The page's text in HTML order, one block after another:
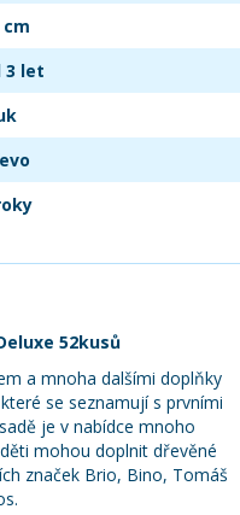
cm
3 let
52kusů
a mnoha dalšími doplňky
se seznamují s prvními
je v nabídce mnoho
mohou doplnit dřevěné
značek Brio, Bino, Tomáš